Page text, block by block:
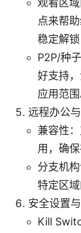
点来帮
稳定解
P2P/种
好支持
应用范围
远程办公
兼容性
用，确
分支机
特定区
安全设置
Kill